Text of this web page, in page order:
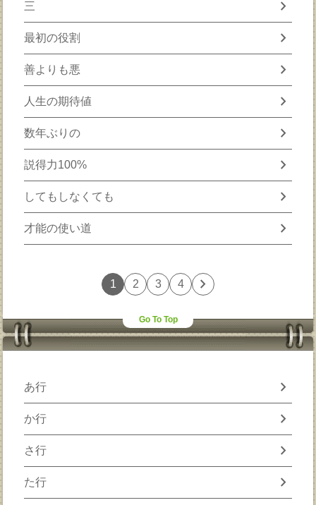
三 chevron_right
最初の役割 chevron_right
善よりも悪 chevron_right
人生の期待値 chevron_right
数年ぶりの chevron_right
説得力100% chevron_right
してもしなくても chevron_right
才能の使い道 chevron_right
1 2 3 4 chevron_right
Go To Top
あ行 chevron_right
か行 chevron_right
さ行 chevron_right
た行 chevron_right